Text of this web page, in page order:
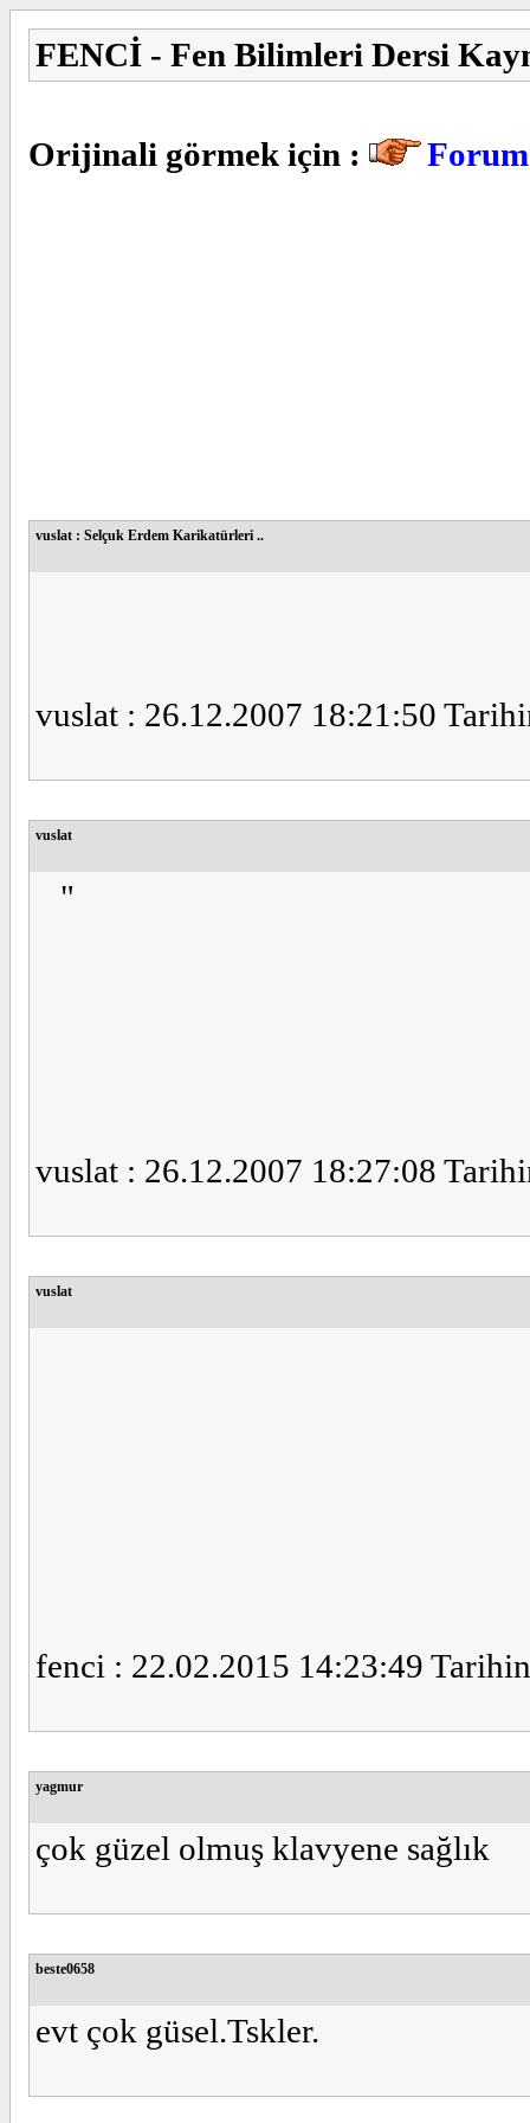
FENCİ - Fen Bilimleri Dersi
Orijinali görmek için :
vuslat : Selçuk Erdem Karikatürleri ..
vuslat : 26.12.2007 18:21:50
vuslat
"
vuslat : 26.12.2007 18:27:08
vuslat
fenci : 22.02.2015 14:23:49
yagmur
çok güzel olmuş klavyene sağlık
beste0658
evt çok güsel.Tskler.